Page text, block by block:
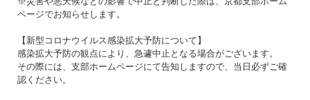
ページでお知らせします。
【新型コロナウイルス感染拡大予防について】
感染拡大予防の観点により、急遽中止となる場合がございます。
その際には、支部ホームページにて告知しますので、当日必ずご確
認ください。